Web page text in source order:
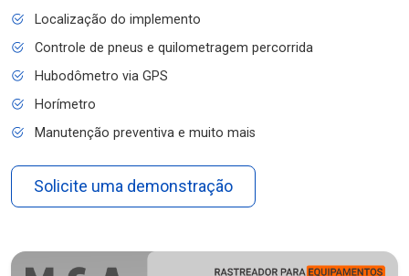
Localização do implemento
Controle de pneus e quilometragem percorrida
Hubodômetro via GPS
Horímetro
Manutenção preventiva e muito mais
Solicite uma demonstração